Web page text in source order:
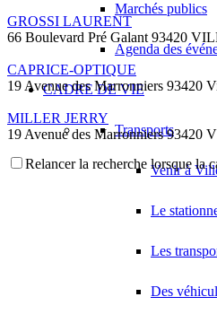
Marchés publics
Agenda des
CADRE DE VIE
Transports
Venir à
Le
Les
Des
GROSSI LAURENT
66 Boulevard Pré Galant 93420
CAPRICE-OPTIQUE
19 Avenue des Marronniers 93420
MILLER JERRY
19 Avenue des Marronniers 93420
BELKOUCHE ABDELMALIK
19 Rue des Osiers 93420
HAMITOUCHE SALIM
Relancer la recherche lorsque la